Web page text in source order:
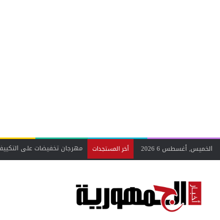
الخميس, أغسطس 6 2026 أخر المستجدات من الأبحاث العلمية إلى